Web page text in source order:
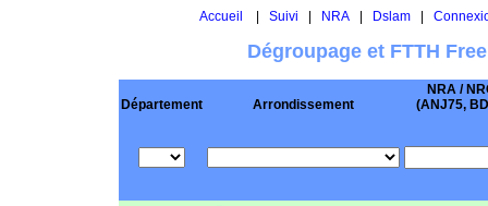
Accueil Suivi NRA| Dslam|
Dégroupage et FTTH
Département Arrondissement
NRA /
(ANJ75,